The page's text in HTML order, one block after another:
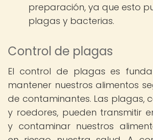
preparación, ya que esto
plagas y bacterias.
Control de plagas
El control de plagas es
mantener nuestros alimentos
de contaminantes. Las plagas,
y roedores, pueden transmitir
y contaminar nuestros